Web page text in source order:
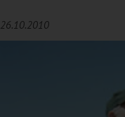
26.10.2010